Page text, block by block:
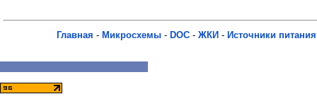
Главная - Микросхемы - DOC - ЖКИ - Источники питания